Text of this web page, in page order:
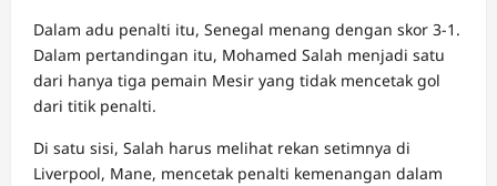
Dalam adu penalti itu, Senegal menang dengan skor 3-1.
Dalam pertandingan itu, Mohamed Salah menjadi satu
dari hanya tiga pemain Mesir yang tidak mencetak gol
dari titik penalti.
Di satu sisi, Salah harus melihat rekan setimnya di
Liverpool, Mane, mencetak penalti kemenangan dalam